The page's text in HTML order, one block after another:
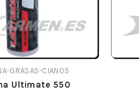
GRASAS-CIANOS
Ultimate 550